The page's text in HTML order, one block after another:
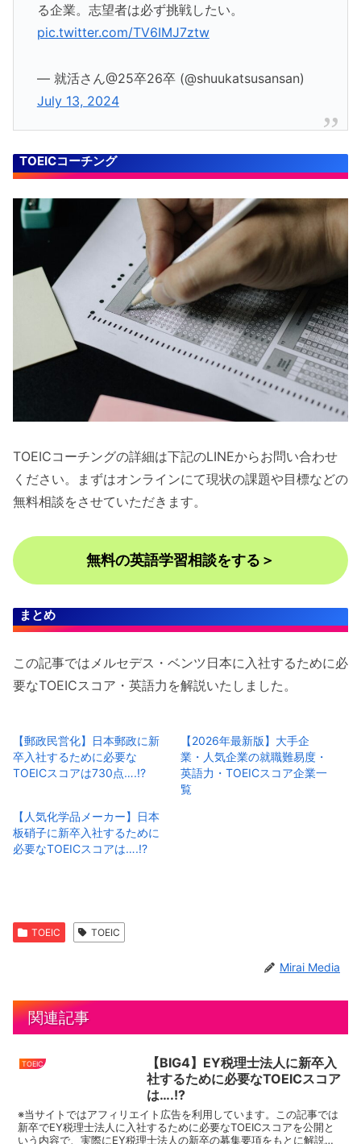
る企業。志望者は必ず挑戦したい。
pic.twitter.com/TV6IMJ7ztw
— 就活さん@25卒26卒 (@shuukatsusansan)
July 13, 2024
TOEICコーチング
TOEICコーチングの詳細は下記のLINEからお問い合わせ
ください。まずはオンラインにて現状の課題や目標などの
無料相談をさせていただきます。
無料の英語学習相談をする＞
まとめ
この記事ではメルセデス・ベンツ日本に入社するために必
要なTOEICスコア・英語力を解説いたしました。
【郵政民営化】日本郵政に新
卒入社するために必要な
TOEICスコアは730点….!?
【2026年最新版】大手企
業・人気企業の就職難易度・
英語力・TOEICスコア企業一
覧
【人気化学品メーカー】日本
板硝子に新卒入社するために
必要なTOEICスコアは….!?
TOEIC TOEIC
Mirai Media
関連記事
TOEIC
【BIG4】EY税理士法人に新卒入
社するために必要なTOEICスコア
は….!?
※当サイトではアフィリエイト広告を利用しています。この記事では
新卒でEY税理士法人に入社するために必要なTOEICスコアを公開と
いう内容で、実際にEY税理士法人の新卒の募集要項をもとに解説し